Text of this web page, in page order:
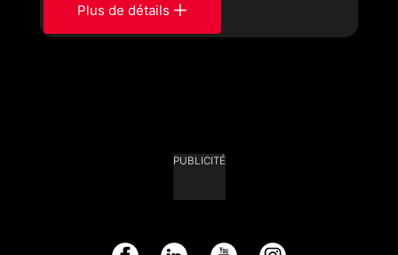
Plus de détails
PUBLICITÉ